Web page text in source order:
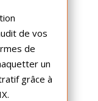
de vos
de
un
grâce à